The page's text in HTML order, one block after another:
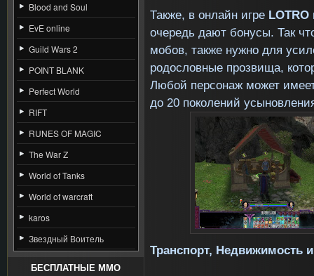
Blood and Soul
EvE online
Guild Wars 2
POINT BLANK
Perfect World
RIFT
RUNES OF MAGIC
The War Z
World of Tanks
World of warcraft
karos
Звездный Воитель
БЕСПЛАТНЫЕ MMO
Также, в онлайн игре LOTRO
очередь дают бонусы. Так
мобов, также нужно для
родословные прозвища,
Любой персонаж может
до 20 поколений
Транспорт, Недвижимость